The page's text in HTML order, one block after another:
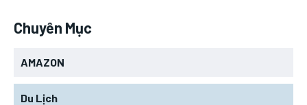
Chuyên Mục
AMAZON
Du Lịch